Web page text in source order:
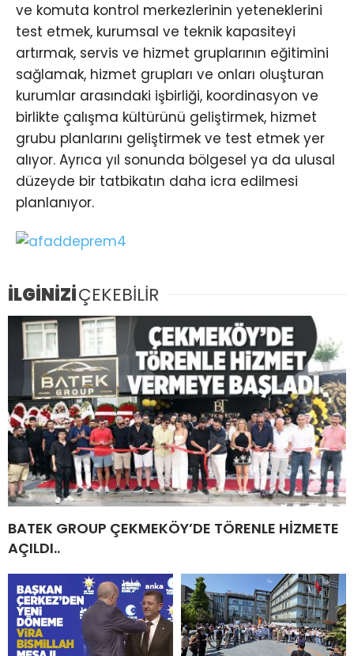
ve komuta kontrol merkezlerinin yeteneklerini
test etmek, kurumsal ve teknik kapasiteyi
artırmak, servis ve hizmet gruplarının eğitimini
sağlamak, hizmet grupları ve onları oluşturan
kurumlar arasındaki işbirliği, koordinasyon ve
birlikte çalışma kültürünü geliştirmek, hizmet
grubu planlarını geliştirmek ve test etmek yer
alıyor. Ayrıca yıl sonunda bölgesel ya da ulusal
düzeyde bir tatbikatın daha icra edilmesi
planlanıyor.
İLGİNİZİÇEKEBİLİR
BATEK GROUP ÇEKMEKÖY’DE TÖRENLE HİZMETE
AÇILDI..